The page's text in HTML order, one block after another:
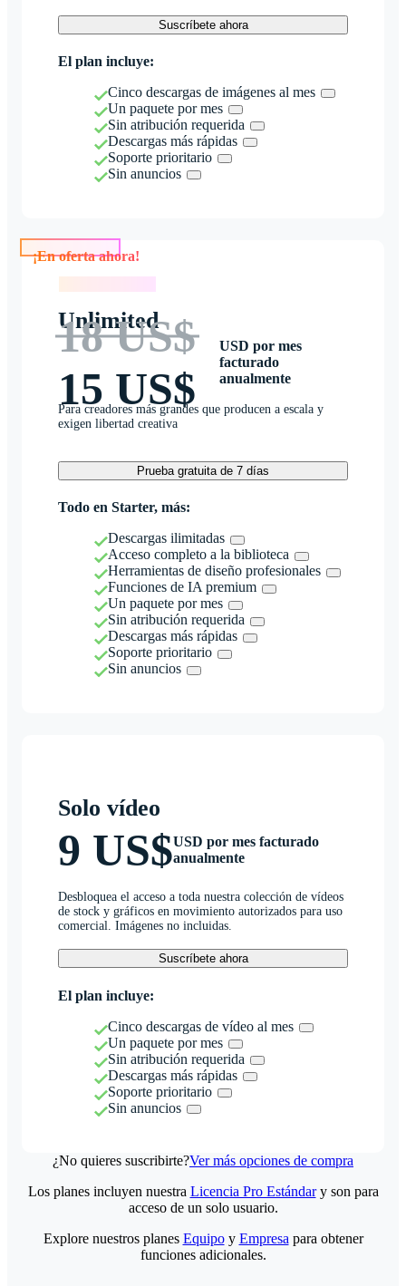
Suscríbete ahora
El plan incluye:
Cinco descargas de imágenes al mes
Un paquete por mes
Sin atribución requerida
Descargas más rápidas
Soporte prioritario
Sin anuncios
Unlimited
18 US$
15 US$
USD por mes
facturado
anualmente
Para creadores más grandes que producen a escala y
exigen libertad creativa
Prueba gratuita de 7 días
Todo en Starter, más:
Descargas ilimitadas
Acceso completo a la biblioteca
Herramientas de diseño profesionales
Funciones de IA premium
Un paquete por mes
Sin atribución requerida
Descargas más rápidas
Soporte prioritario
Sin anuncios
Solo vídeo
9 US$USD por mes facturado
anualmente
Desbloquea el acceso a toda nuestra colección de vídeos
de stock y gráficos en movimiento autorizados para uso
comercial. Imágenes no incluidas.
Suscríbete ahora
El plan incluye:
Cinco descargas de vídeo al mes
Un paquete por mes
Sin atribución requerida
Descargas más rápidas
Soporte prioritario
Sin anuncios
¿No quieres suscribirte?Ver más opciones de compra
Los planes incluyen nuestra Licencia Pro Estándary son para
acceso de un solo usuario.
Explore nuestros planes Equipoy Empresa para obtener
funciones adicionales.